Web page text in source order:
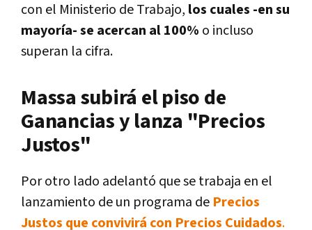
con el Ministerio de Trabajo, los cuales -en su
mayoría- se acercan al 100% o incluso
superan la cifra.
Massa subirá el piso de
Ganancias y lanza "Precios
Justos"
Por otro lado adelantó que se trabaja en el
lanzamiento de un programa de Precios
Justos que convivirá con Precios Cuidados.